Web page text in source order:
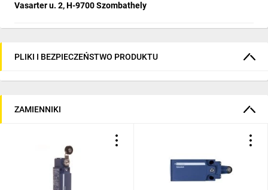
Vasarter u. 2, H-9700 Szombathely
PLIKI I BEZPIECZEŃSTWO PRODUKTU
ZAMIENNIKI